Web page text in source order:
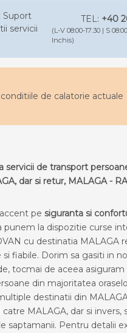
Suport
servicii
TEL: +40
(L-V 08:00-17:30 | S
Inchis)
de calatorie actuale
servicii de transport
dar si retur, MALAGA -
pe siguranta si
punem la dispozitie curse
cu destinatia MALAGA
fiabile. Dorim sa gasiti in
tocmai de aceea
din majoritatea
destinatii din
MALAGA, dar si invers,
saptamanii. Pentru detalii